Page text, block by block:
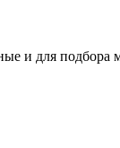
и для подбора